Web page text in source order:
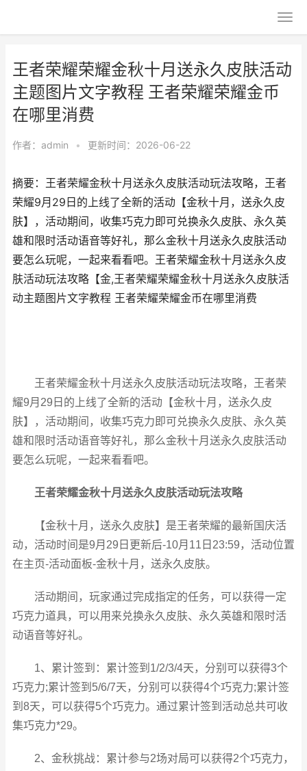
王者荣耀荣耀金秋十月送永久皮肤活动
主题图片文字教程 王者荣耀荣耀金币
在哪里消费
作者： admin • 更新时间：2026-06-22
摘要：王者荣耀金秋十月送永久皮肤活动玩法攻略，王者
荣耀9月29日的上线了全新的活动【金秋十月，送永久皮
肤】，活动期间，收集巧克力即可兑换永久皮肤、永久英
雄和限时活动语音等好礼，那么金秋十月送永久皮肤活动
要怎么玩呢，一起来看看吧。王者荣耀金秋十月送永久皮
肤活动玩法攻略【金,王者荣耀荣耀金秋十月送永久皮肤活
动主题图片文字教程 王者荣耀荣耀金币在哪里消费
王者荣耀金秋十月送永久皮肤活动玩法攻略，王者荣
耀9月29日的上线了全新的活动【金秋十月，送永久皮
肤】，活动期间，收集巧克力即可兑换永久皮肤、永久英
雄和限时活动语音等好礼，那么金秋十月送永久皮肤活动
要怎么玩呢，一起来看看吧。
王者荣耀金秋十月送永久皮肤活动玩法攻略
【金秋十月，送永久皮肤】是王者荣耀的最新国庆活
动，活动时间是9月29日更新后-10月11日23:59，活动位置
在主页-活动面板-金秋十月，送永久皮肤。
活动期间，玩家通过完成指定的任务，可以获得一定
巧克力道具，可以用来兑换永久皮肤、永久英雄和限时活
动语音等好礼。
1、累计签到：累计签到1/2/3/4天，分别可以获得3个
巧克力;累计签到5/6/7天，分别可以获得4个巧克力;累计签
到8天，可以获得5个巧克力。通过累计签到活动总共可收
集巧克力*29。
2、金秋挑战：累计参与2场对局可以获得2个巧克力，